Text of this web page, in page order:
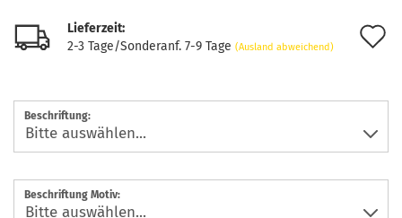
Lieferzeit:
2-3 Tage/Sonderanf. 7-9 Tage (Ausland abweichend)
Beschriftung:
Beschriftung Motiv: